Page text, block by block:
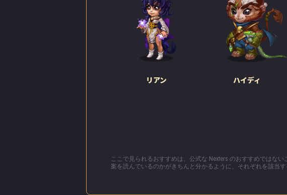
リアン ハイディ
ここで見られるおすすめは、公式な Nexters のおすすめではな
案を読んでいるのかがきちんと分かるように、それぞれを該当